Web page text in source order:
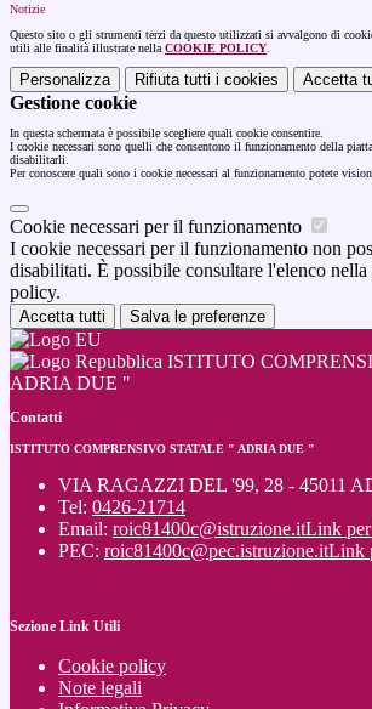
Notizie
Questo sito o gli strumenti terzi da questo utilizzati si avvalgono di
utili alle finalità illustrate nella COOKIE POLICY
Personalizza Rifiuta tutti i cookies Accetta
Gestione cookie
In questa schermata è possibile scegliere quali cookie consentire.
I cookie necessari sono quelli che consentono il funzionamento della
disabilitarli.
Per conoscere quali sono i cookie necessari al funzionamento potete
Cookie necessari per il funzionamento
I cookie necessari per il funzionamento non
disabilitati. È possibile consultare l'elenco
policy.
Accetta tutti Salva le preferenze
ISTITUTO
ADRIA DUE "
Contatti
ISTITUTO COMPRENSIVO STATALE " ADRIA DUE "
VIA RAGAZZI DEL '99, 28 - 45011
Tel: 0426-21714
Email: roic81400c@istruzione.itLink
PEC: roic81400c@pec.istruzione.itLink
Sezione Link Utili
Cookie policy
Note legali